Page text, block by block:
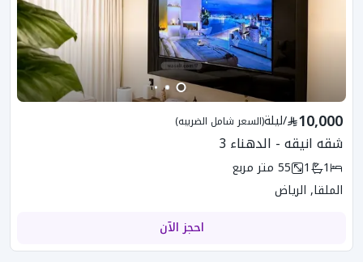
10,000
/ليلة(السعر شامل الضريبه)
شقه انيقه - الدهناء 3
1
1
55 متر مربع
الملقا, الرياض
احجز الآن